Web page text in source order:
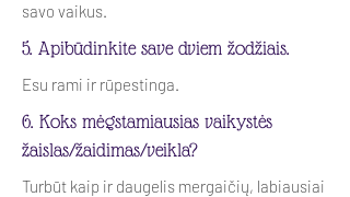
savo vaikus.
5. Apibūdinkite save dviem žodžiais.
Esu rami ir rūpestinga.
6. Koks mėgstamiausias vaikystės
žaislas/žaidimas/veikla?
Turbūt kaip ir daugelis mergaičių, labiausiai